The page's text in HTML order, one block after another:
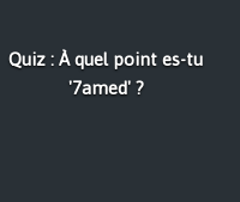
Quiz : À quel point es-tu
'7amed' ?